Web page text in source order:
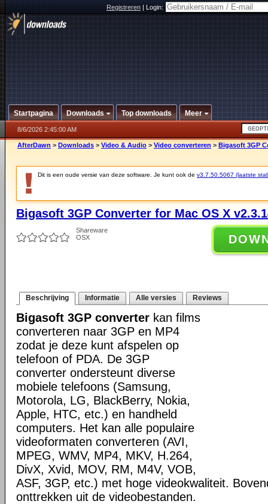
Registreren|Login:
Startpagina Downloads Top downloads Meer
8/6/2026 2:45:00 AM
AfterDawn > Downloads > Video & Audio > Video converteren > Bigasoft 3GP
Dit is een oude versie van deze software. Je kunt ook de v3.7.50.5067 (laatste
Bigasoft 3GP Converter for Mac OS X
Shareware
OSX
Beschrijving Informatie Alle versies Reviews
Bigasoft 3GP converter kan films
converteren naar 3GP en MP4
zodat je deze kunt afspelen op
telefoon of PDA. De 3GP
converter ondersteunt diverse
mobiele telefoons (Samsung,
Motorola, LG, BlackBerry, Nokia,
Apple, HTC, etc.) en handheld
computers. Het kan alle populaire
videoformaten converteren (AVI,
MPEG, WMV, MP4, MKV, H.264,
DivX, Xvid, MOV, RM, M4V, VOB,
ASF, 3GP, etc.) met hoge videokwaliteit.
onttrekken uit de videobestanden.